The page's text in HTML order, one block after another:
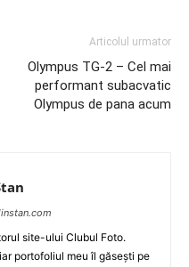
Articolul urmator
Olympus TG-2 – Cel mai
performant subacvatic
Olympus de pana acum
site-ului Clubul Foto.
portofoliul meu îl găsești pe